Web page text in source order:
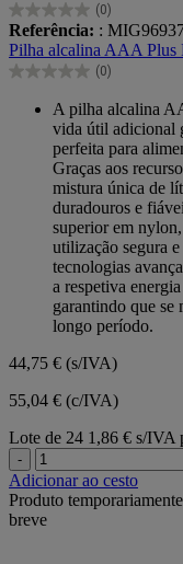
(0)
0.0
em
5
estrelas.
Referência: :
Pilha alcalina AAA Plus
(0)
0.0
estrelas.
A pilha alcalina
vida útil adicional
perfeita para
Graças aos
mistura única de
duradouros e
superior em
utilização segura
tecnologias
a respetiva
garantindo que se
longo período.
44,75 € (s/IVA)
55,04 € (c/IVA)
Lote de 24 1,86 € s/IVA
-
Adicionar ao cesto
Produto
breve